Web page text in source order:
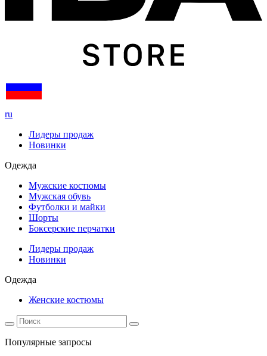
ru
Лидеры продаж
Новинки
Одежда
Мужские костюмы
Мужская обувь
Футболки и майки
Шорты
Боксерские перчатки
Лидеры продаж
Новинки
Одежда
Женские костюмы
Популярные запросы